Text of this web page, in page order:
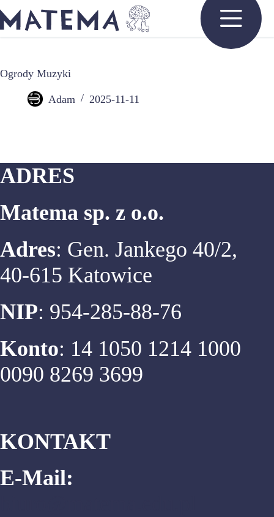
do
treści
Ogrody Muzyki
Adam 2025-11-11
ADRES
Matema sp. z o.o.
Adres: Gen. Jankego 40/2,
40-615 Katowice
NIP: 954-285-88-76
Konto: 14 1050 1214 1000
0090 8269 3699
KONTAKT
E-Mail: